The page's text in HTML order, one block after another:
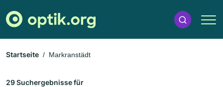
Startseite Markranstädt
29 Suchergebnisse für